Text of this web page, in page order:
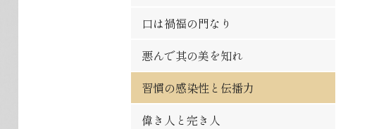
論語は万人共通の実用的教訓
時期を待つの要あり
大正維新の覚悟
秀吉の長所と短所
自ら箸を取れ
大立志と小立志との調和
口は禍福の門なり
悪んで其の美を知れ
習慣の感染性と伝播力
偉き人と完き人